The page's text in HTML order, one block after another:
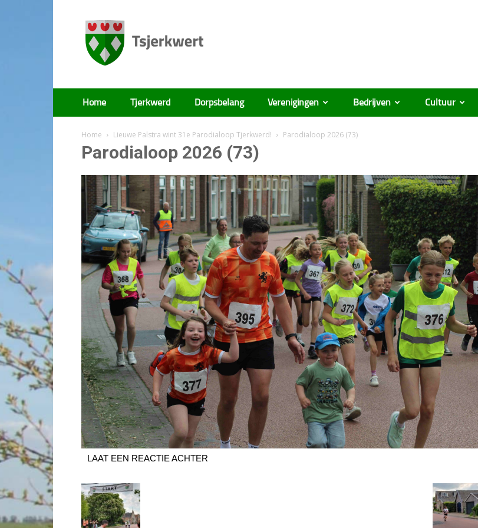
Tsjerkwert
Home Tjerkwerd Dorpsbelang Verenigingen Bedrijven Cultuur
Home Lieuwe Palstra wint 31e Parodialoop Tjerkwerd! Parodialoop 2026 (73)
Parodialoop 2026 (73)
LAAT EEN REACTIE ACHTER